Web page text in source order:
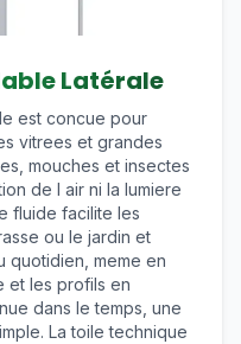
Latérale
est concue pour
vitrees et grandes
mouches et insectes
de l air ni la lumiere
fluide facilite les
ou le jardin et
quotidien, meme en
et les profils en
dans le temps, une
La toile technique